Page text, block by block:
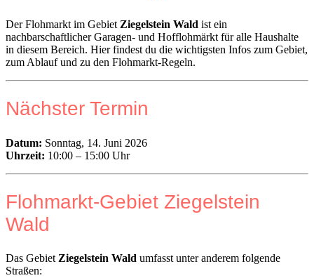
Der Flohmarkt im Gebiet Ziegelstein Wald ist ein
nachbarschaftlicher Garagen- und Hofflohmärkt für alle Haushalte
in diesem Bereich. Hier findest du die wichtigsten Infos zum Gebiet,
zum Ablauf und zu den Flohmarkt-Regeln.
Nächster Termin
Datum: Sonntag, 14. Juni 2026
Uhrzeit: 10:00 – 15:00 Uhr
Flohmarkt-Gebiet Ziegelstein
Wald
Das Gebiet Ziegelstein Wald umfasst unter anderem folgende
Straßen: